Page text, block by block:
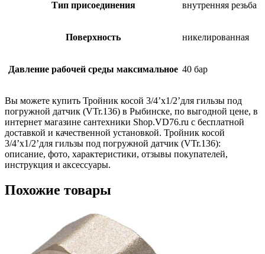
Тип присоединения внутренняя резьба
Поверхность никелированная
Давление рабочей среды максимальное 40 бар
Вы можете купить Тройник косой 3/4’х1/2’для гильзы под
погружной датчик (VTr.136) в Рыбинске, по выгодной цене, в
интернет магазине сантехники Shop.VD76.ru с бесплатной
доставкой и качественной установкой. Тройник косой
3/4’х1/2’для гильзы под погружной датчик (VTr.136):
описание, фото, характеристики, отзывы покупателей,
инструкция и аксессуары.
Похожие товары